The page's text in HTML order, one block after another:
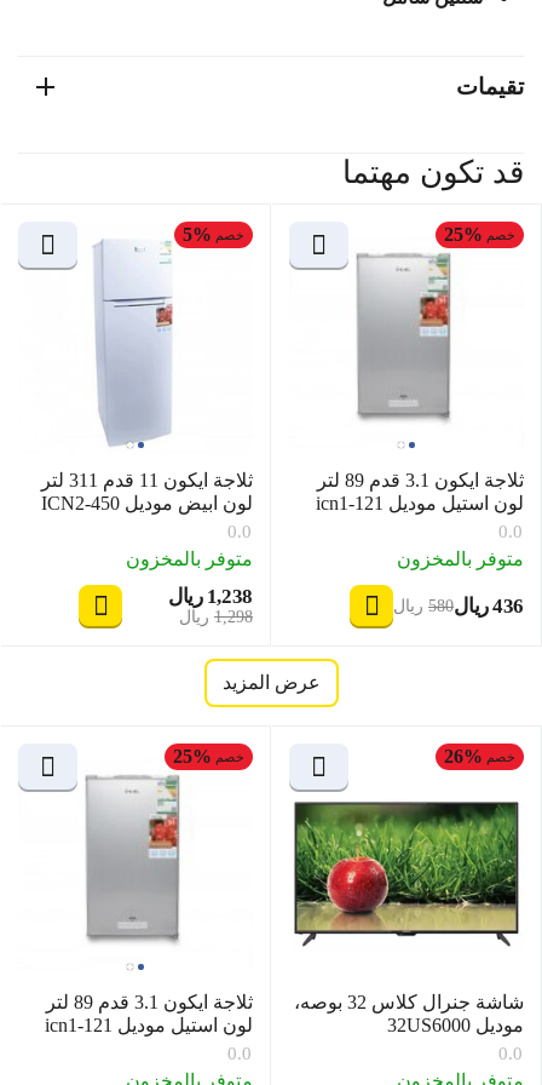
تقيمات
قد تكون مهتما
خصم 25%
ثلاجة ايكون 3.1 قدم 89 لتر
لون استيل موديل icn1-121
0.0
متوفر بالمخزون
ريال ‎‍436‍ ريال ‎‍580‍
خصم 5%
ثلاجة ايكون 11 قدم 311 لتر
لون ابيض موديل ICN2-450
0.0
متوفر بالمخزون
ريال‎ 1,238
ريال 1,298
عرض المزيد
خصم 26%
شاشة جنرال كلاس 32 بوصه،
موديل 32US6000
0.0
خصم 25%
ثلاجة ايكون 3.1 قدم 89 لتر
لون استيل موديل icn1-121
0.0